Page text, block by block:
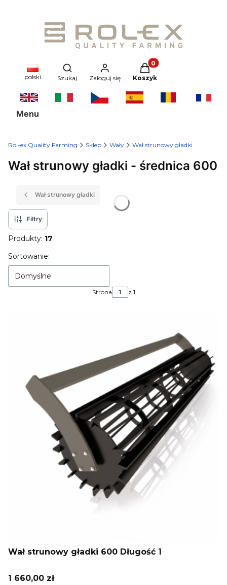
polski
Otwórz wyszukiwarkę
Szukaj Zaloguj się
Produkty w koszyku:
Koszyk
Menu
Rol-ex Quality Farming Sklep Wały Wał strunowy gładki
Wał strunowy gładki - średnica 600
Wał strunowy gładki
Filtry
Produkty: 17
Lista produktów
Sortowanie:
Domyślne
Strona z 1
Wał strunowy gładki 600 Długość 1
Cena
1 660,00 zł